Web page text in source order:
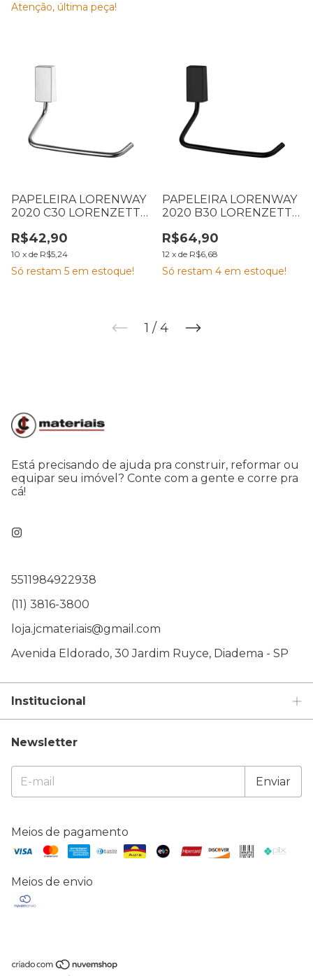
Atenção, última peça!
PAPELEIRA LORENWAY
2020 C30 LORENZETTI
R$42,90
10 x de R$5,24
Só restam 5 em estoque!
PAPELEIRA LORENWAY
2020 B30 LORENZETTI
R$64,90
12 x de R$6,68
Só restam 4 em estoque!
1 / 4
Está precisando de ajuda pra construir, reformar ou
equipar seu imóvel? Conte com a gente e corre pra
cá!
5511984922938
(11) 3816-3800
loja.jcmateriais@gmail.com
Avenida Eldorado, 30 Jardim Ruyce, Diadema - SP
Institucional
Newsletter
Meios de pagamento
Meios de envio